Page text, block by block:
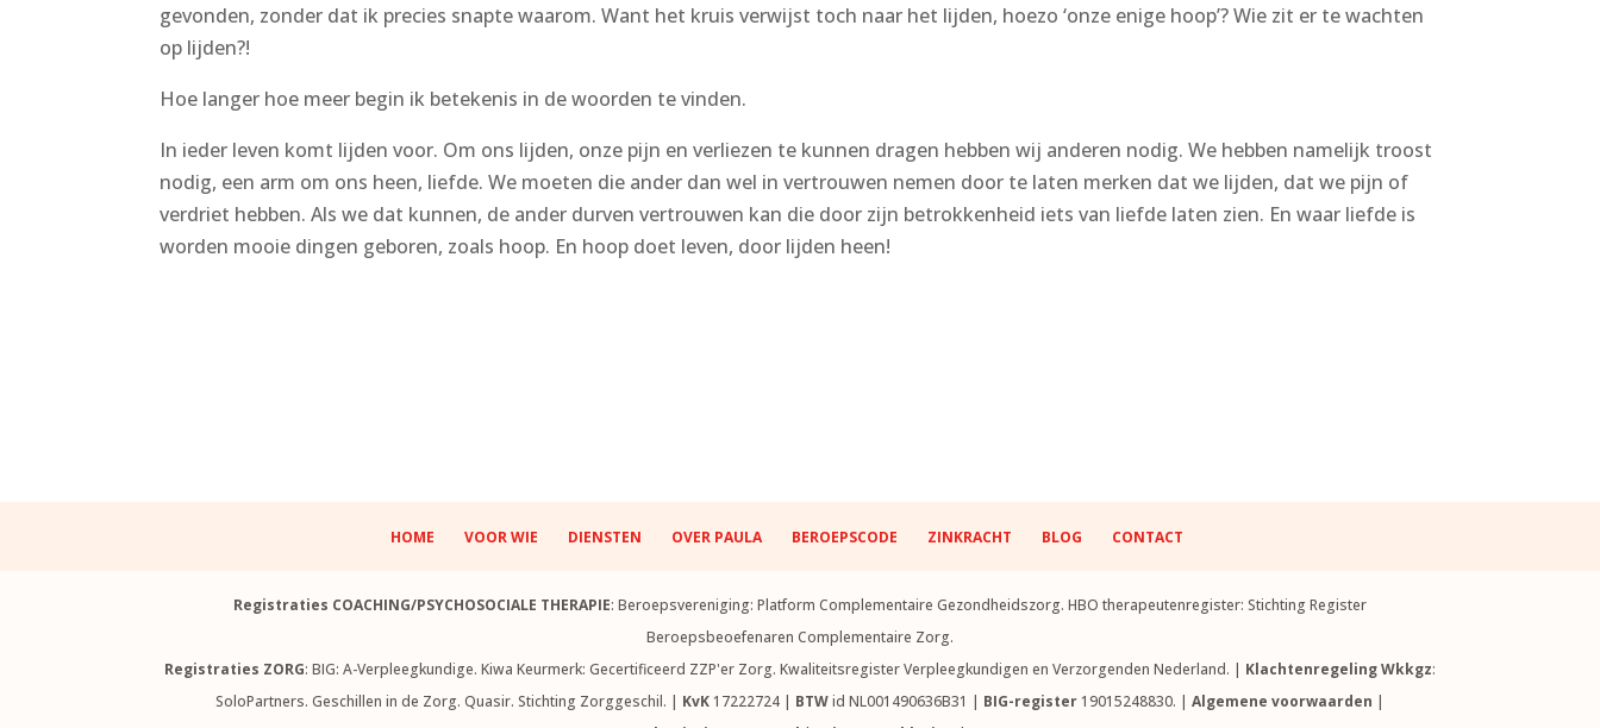
gevonden, zonder dat ik precies snapte waarom. Want het kruis verwijst toch naar het lijden, hoezo ‘onze enige hoop’? Wie zit er te wachten
op lijden?!
Hoe langer hoe meer begin ik betekenis in de woorden te vinden.
In ieder leven komt lijden voor. Om ons lijden, onze pijn en verliezen te kunnen dragen hebben wij anderen nodig. We hebben namelijk troost
nodig, een arm om ons heen, liefde. We moeten die ander dan wel in vertrouwen nemen door te laten merken dat we lijden, dat we pijn of
verdriet hebben. Als we dat kunnen, de ander durven vertrouwen kan die door zijn betrokkenheid iets van liefde laten zien. En waar liefde is
worden mooie dingen geboren, zoals hoop. En hoop doet leven, door lijden heen!
HOME VOOR WIE DIENSTEN OVER PAULA BEROEPSCODE ZINKRACHT BLOG CONTACT
Registraties COACHING/PSYCHOSOCIALE THERAPIE: Beroepsvereniging: Platform Complementaire Gezondheidszorg. HBO therapeutenregister: Stichting Register
Beroepsbeoefenaren Complementaire Zorg.
Registraties ZORG: BIG: A-Verpleegkundige. Kiwa Keurmerk: Gecertificeerd ZZP'er Zorg. Kwaliteitsregister Verpleegkundigen en Verzorgenden Nederland. | Klachtenregeling Wkkgz:
SoloPartners. Geschillen in de Zorg. Quasir. Stichting Zorggeschil. | KvK 17222724 | BTWid NL001490636B31 | BIG-register 19015248830. | Algemene voorwaarden |